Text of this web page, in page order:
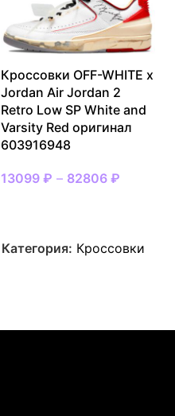
Кроссовки OFF-WHITE x
Jordan Air Jordan 2
Retro Low SP White and
Varsity Red оригинал
603916948
13099 ₽ – 82806 ₽
Категория: Кроссовки